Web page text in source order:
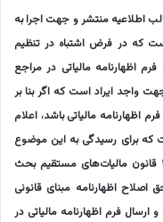
اطلاعیه منتشر و جهت اجرا به
که در فرض اشتباه در تنظیم
اظهارنامه مالیاتی در مراجع
واجد ایراد است که اگر بنا بر
اظهارنامه مالیاتی باشد، اعلام
که برای رسیدگی به این موضوع
صلاحیت دارند و از طرف دیگر در تبصره ماده ۲۲۶ قانون مالیات‌های مستقیم بحث
اظهارنامه مبنای قانونی
ارسال فرم اظهارنامه مالیاتی در